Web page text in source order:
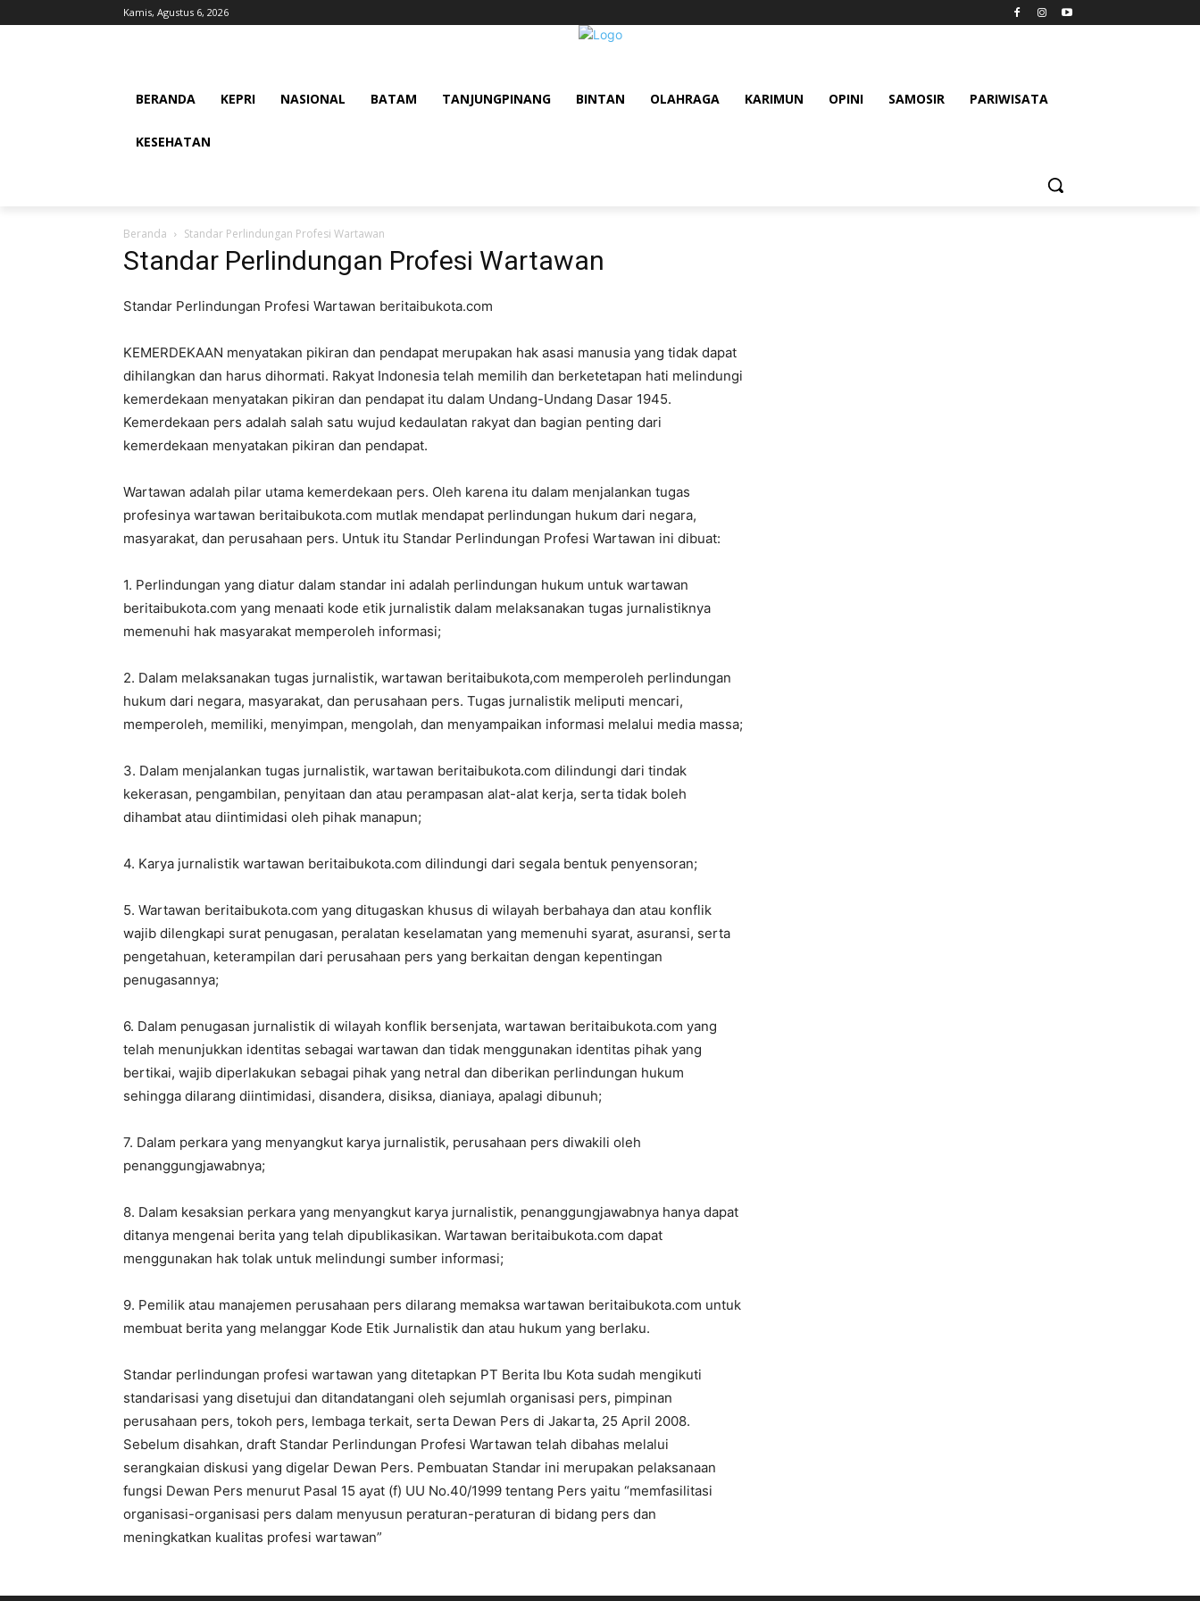
Kamis, Agustus 6, 2026
BERANDA KEPRI NASIONAL BATAM TANJUNGPINANG BINTAN OLAHRAGA KARIMUN OPINI SAMOSIR PARIWISATA
KESEHATAN
Beranda Standar Perlindungan Profesi Wartawan
Standar Perlindungan Profesi Wartawan
Standar Perlindungan Profesi Wartawan beritaibukota.com
KEMERDEKAAN menyatakan pikiran dan pendapat merupakan hak asasi manusia yang tidak dapat
dihilangkan dan harus dihormati. Rakyat Indonesia telah memilih dan berketetapan hati melindungi
kemerdekaan menyatakan pikiran dan pendapat itu dalam Undang-Undang Dasar 1945.
Kemerdekaan pers adalah salah satu wujud kedaulatan rakyat dan bagian penting dari
kemerdekaan menyatakan pikiran dan pendapat.
Wartawan adalah pilar utama kemerdekaan pers. Oleh karena itu dalam menjalankan tugas
profesinya wartawan beritaibukota.com mutlak mendapat perlindungan hukum dari negara,
masyarakat, dan perusahaan pers. Untuk itu Standar Perlindungan Profesi Wartawan ini dibuat:
1. Perlindungan yang diatur dalam standar ini adalah perlindungan hukum untuk wartawan
beritaibukota.com yang menaati kode etik jurnalistik dalam melaksanakan tugas jurnalistiknya
memenuhi hak masyarakat memperoleh informasi;
2. Dalam melaksanakan tugas jurnalistik, wartawan beritaibukota,com memperoleh perlindungan
hukum dari negara, masyarakat, dan perusahaan pers. Tugas jurnalistik meliputi mencari,
memperoleh, memiliki, menyimpan, mengolah, dan menyampaikan informasi melalui media massa;
3. Dalam menjalankan tugas jurnalistik, wartawan beritaibukota.com dilindungi dari tindak
kekerasan, pengambilan, penyitaan dan atau perampasan alat-alat kerja, serta tidak boleh
dihambat atau diintimidasi oleh pihak manapun;
4. Karya jurnalistik wartawan beritaibukota.com dilindungi dari segala bentuk penyensoran;
5. Wartawan beritaibukota.com yang ditugaskan khusus di wilayah berbahaya dan atau konflik
wajib dilengkapi surat penugasan, peralatan keselamatan yang memenuhi syarat, asuransi, serta
pengetahuan, keterampilan dari perusahaan pers yang berkaitan dengan kepentingan
penugasannya;
6. Dalam penugasan jurnalistik di wilayah konflik bersenjata, wartawan beritaibukota.com yang
telah menunjukkan identitas sebagai wartawan dan tidak menggunakan identitas pihak yang
bertikai, wajib diperlakukan sebagai pihak yang netral dan diberikan perlindungan hukum
sehingga dilarang diintimidasi, disandera, disiksa, dianiaya, apalagi dibunuh;
7. Dalam perkara yang menyangkut karya jurnalistik, perusahaan pers diwakili oleh
penanggungjawabnya;
8. Dalam kesaksian perkara yang menyangkut karya jurnalistik, penanggungjawabnya hanya dapat
ditanya mengenai berita yang telah dipublikasikan. Wartawan beritaibukota.com dapat
menggunakan hak tolak untuk melindungi sumber informasi;
9. Pemilik atau manajemen perusahaan pers dilarang memaksa wartawan beritaibukota.com untuk
membuat berita yang melanggar Kode Etik Jurnalistik dan atau hukum yang berlaku.
Standar perlindungan profesi wartawan yang ditetapkan PT Berita Ibu Kota sudah mengikuti
standarisasi yang disetujui dan ditandatangani oleh sejumlah organisasi pers, pimpinan
perusahaan pers, tokoh pers, lembaga terkait, serta Dewan Pers di Jakarta, 25 April 2008.
Sebelum disahkan, draft Standar Perlindungan Profesi Wartawan telah dibahas melalui
serangkaian diskusi yang digelar Dewan Pers. Pembuatan Standar ini merupakan pelaksanaan
fungsi Dewan Pers menurut Pasal 15 ayat (f) UU No.40/1999 tentang Pers yaitu “memfasilitasi
organisasi-organisasi pers dalam menyusun peraturan-peraturan di bidang pers dan
meningkatkan kualitas profesi wartawan”